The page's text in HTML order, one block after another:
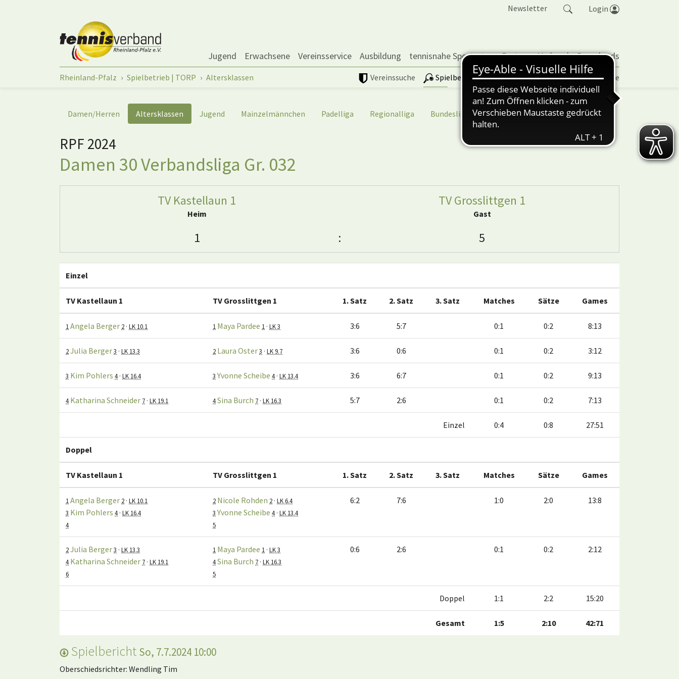
Newsletter Login
Jugend Erwachsene Vereinsservice Ausbildung tennisnahe Sportarten Partner Verband Downloads
Vereinssuche Spielbetrieb | TORP Vereinspokal Turniere
Sie sind hier:
Rheinland-Pfalz Spielbetrieb | TORP Altersklassen
Damen/Herren Altersklassen Jugend Mainzelmännchen Padelliga Regionalliga Bundesliga nuScore
RPF 2024
Damen 30 Verbandsliga Gr. 032
TV Kastellaun 1
Heim
TV Grosslittgen 1
Gast
1 : 5
Einzel
TV Kastellaun 1 TV Grosslittgen 1 1. Satz 2. Satz 3. Satz Matches Sätze Games
1 Angela Berger 2 · LK 10.1 1 Maya Pardee 1 · LK 3 3:6 5:7 0:1 0:2 8:13
2Julia Berger3 · LK 13.3 2 Laura Oster3 · LK 9.7 3:6 0:6 0:1 0:2 3:12
3 Kim Pohlers 4 · LK 16.4 3 Yvonne Scheibe 4 · LK 13.4 3:6 6:7 0:1 0:2 9:13
4 Katharina Schneider 7 · LK 19.1 4Sina Burch 7 · LK 16.3 5:7 2:6 0:1 0:2 7:13
Einzel 0:4 0:8 27:51
Doppel
TV Kastellaun 1 TV Grosslittgen 1 1. Satz 2. Satz 3. Satz Matches Sätze Games
1 Angela Berger 2 · LK 10.1
3 Kim Pohlers 4 · LK 16.4
4
2 Nicole Rohden 2 · LK 6.4
3 Yvonne Scheibe 4 · LK 13.4
5
6:2 7:6 1:0 2:0 13:8
2Julia Berger3 · LK 13.3
4 Katharina Schneider 7 · LK 19.1
6
1 Maya Pardee 1 · LK 3
4Sina Burch 7 · LK 16.3
5
0:6 2:6 0:1 0:2 2:12
Doppel 1:1 2:2 15:20
Gesamt 1:5 2:10 42:71
Spielbericht So, 7.7.2024 10:00
Oberschiedsrichter: Wendling Tim